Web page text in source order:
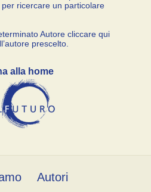
ricercare un particolare
Autore cliccare qui
prescelto.
alla home
Autori